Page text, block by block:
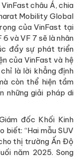
châu Á, chia
Mobility Global
của VinFast tại
và VF 7 sẽ là nhân
đẩy sự phát triển
của VinFast và hệ
là lời khẳng định
còn thể hiện tầm
những giải pháp di
đốc Khối Kinh
biết: “Hai mẫu SUV
thị trường Ấn Độ
năm 2025. Song